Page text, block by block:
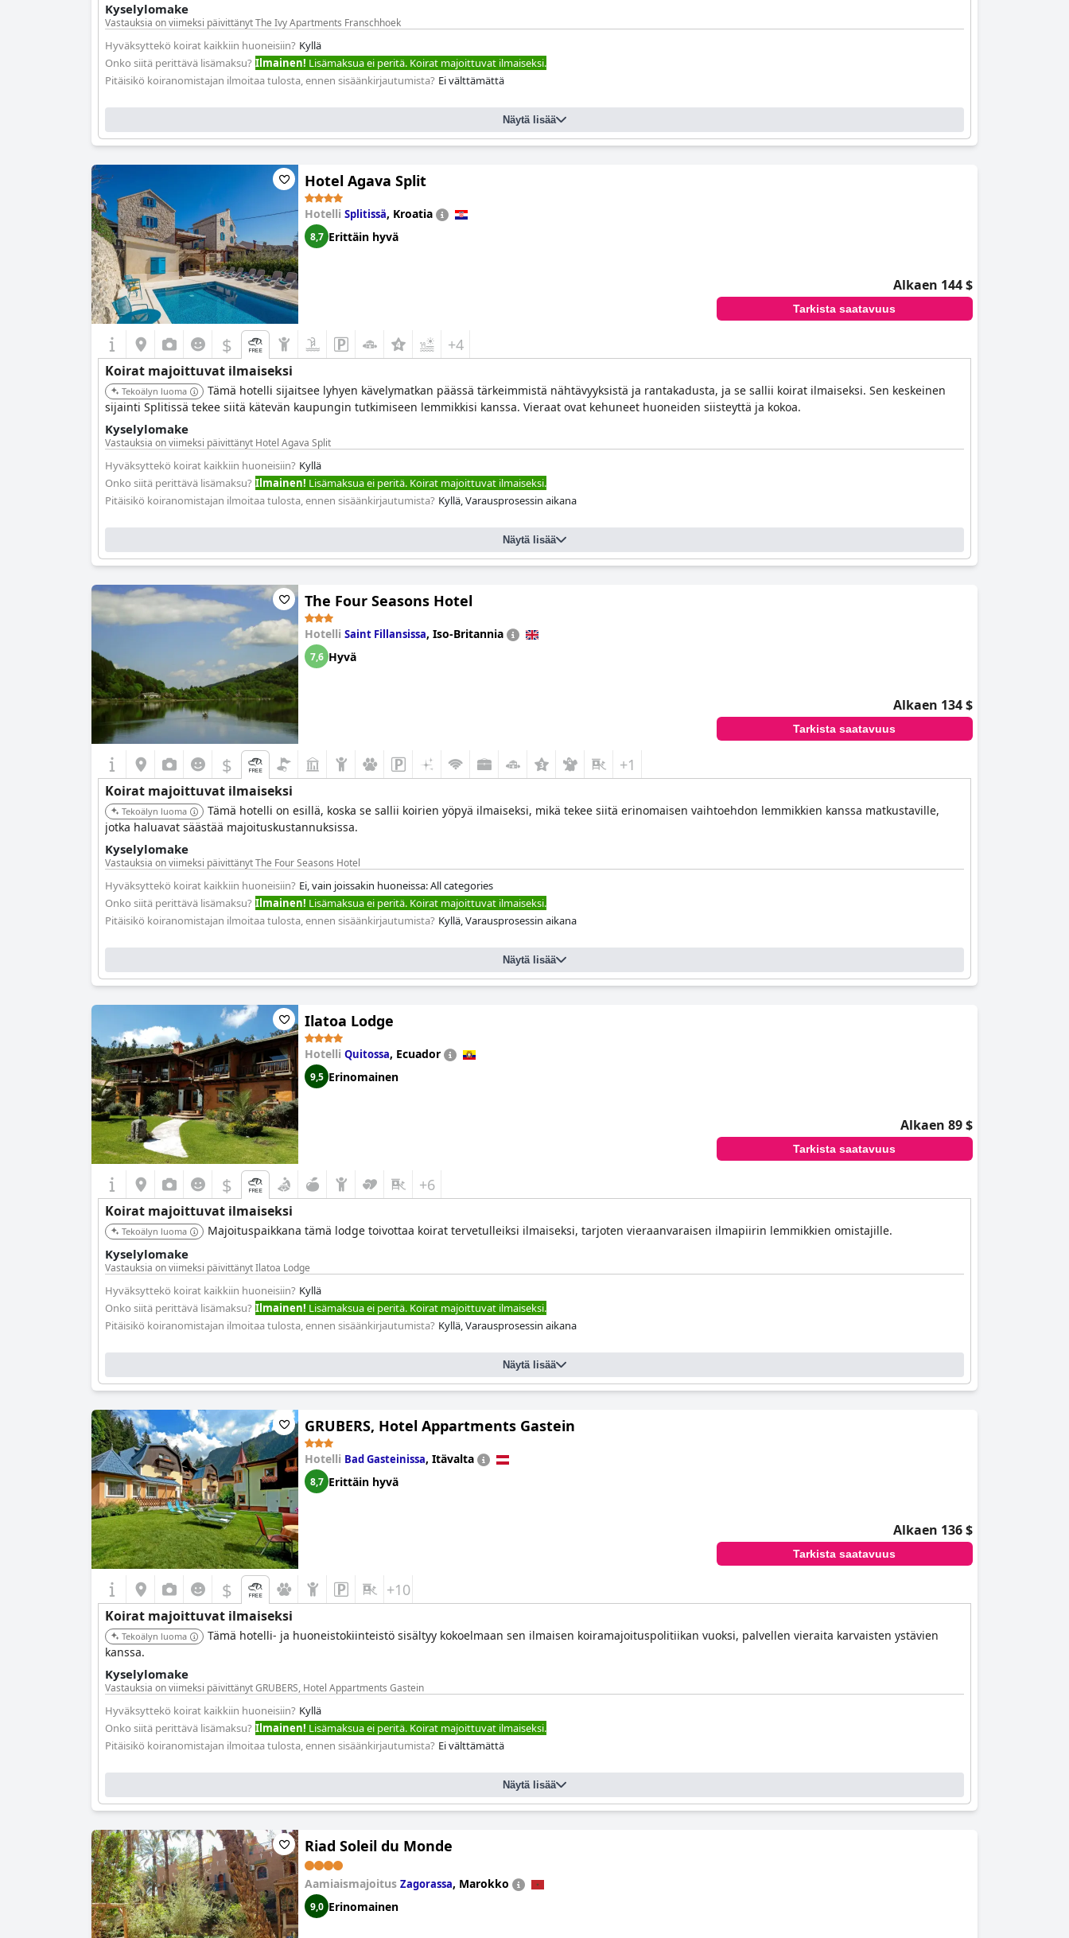
Kyselylomake
Vastauksia on viimeksi päivittänyt The Ivy Apartments Franschhoek
Hyväksyttekö koirat kaikkiin huoneisiin? Kyllä
Onko siitä perittävä lisämaksu? Ilmainen! Lisämaksua ei peritä. Koirat majoittuvat ilmaiseksi.
Pitäisikö koiranomistajan ilmoitaa tulosta, ennen sisäänkirjautumista? Ei välttämättä
Näytä lisää
Hotel Agava Split
Hotelli Splitissä, Kroatia
8,7 Erittäin hyvä
Alkaen 144 $
Tarkista saatavuus
$ +4
Koirat majoittuvat ilmaiseksi
Tekoälyn luoma
Tämä hotelli sijaitsee lyhyen kävelymatkan päässä tärkeimmistä nähtävyyksistä ja rantakadusta, ja se sallii koirat ilmaiseksi. Sen keskeinen
sijainti Splitissä tekee siitä kätevän kaupungin tutkimiseen lemmikkisi kanssa. Vieraat ovat kehuneet huoneiden siisteyttä ja kokoa.
Kyselylomake
Vastauksia on viimeksi päivittänyt Hotel Agava Split
Hyväksyttekö koirat kaikkiin huoneisiin? Kyllä
Onko siitä perittävä lisämaksu? Ilmainen! Lisämaksua ei peritä. Koirat majoittuvat ilmaiseksi.
Pitäisikö koiranomistajan ilmoitaa tulosta, ennen sisäänkirjautumista? Kyllä, Varausprosessin aikana
Näytä lisää
The Four Seasons Hotel
Hotelli Saint Fillansissa, Iso-Britannia
7,6 Hyvä
Alkaen 134 $
Tarkista saatavuus
$ +1
Koirat majoittuvat ilmaiseksi
Tekoälyn luoma
Tämä hotelli on esillä, koska se sallii koirien yöpyä ilmaiseksi, mikä tekee siitä erinomaisen vaihtoehdon lemmikkien kanssa matkustaville,
jotka haluavat säästää majoituskustannuksissa.
Kyselylomake
Vastauksia on viimeksi päivittänyt The Four Seasons Hotel
Hyväksyttekö koirat kaikkiin huoneisiin? Ei, vain joissakin huoneissa: All categories
Onko siitä perittävä lisämaksu? Ilmainen! Lisämaksua ei peritä. Koirat majoittuvat ilmaiseksi.
Pitäisikö koiranomistajan ilmoitaa tulosta, ennen sisäänkirjautumista? Kyllä, Varausprosessin aikana
Näytä lisää
Ilatoa Lodge
Hotelli Quitossa, Ecuador
9,5 Erinomainen
Alkaen 89 $
Tarkista saatavuus
$ +6
Koirat majoittuvat ilmaiseksi
Tekoälyn luoma Majoituspaikkana tämä lodge toivottaa koirat tervetulleiksi ilmaiseksi, tarjoten vieraanvaraisen ilmapiirin lemmikkien omistajille.
Kyselylomake
Vastauksia on viimeksi päivittänyt Ilatoa Lodge
Hyväksyttekö koirat kaikkiin huoneisiin? Kyllä
Onko siitä perittävä lisämaksu? Ilmainen! Lisämaksua ei peritä. Koirat majoittuvat ilmaiseksi.
Pitäisikö koiranomistajan ilmoitaa tulosta, ennen sisäänkirjautumista? Kyllä, Varausprosessin aikana
Näytä lisää
GRUBERS, Hotel Appartments Gastein
Hotelli Bad Gasteinissa, Itävalta
8,7 Erittäin hyvä
Alkaen 136 $
Tarkista saatavuus
$ +10
Koirat majoittuvat ilmaiseksi
Tekoälyn luoma
Tämä hotelli- ja huoneistokiinteistö sisältyy kokoelmaan sen ilmaisen koiramajoituspolitiikan vuoksi, palvellen vieraita karvaisten ystävien
kanssa.
Kyselylomake
Vastauksia on viimeksi päivittänyt GRUBERS, Hotel Appartments Gastein
Hyväksyttekö koirat kaikkiin huoneisiin? Kyllä
Onko siitä perittävä lisämaksu? Ilmainen! Lisämaksua ei peritä. Koirat majoittuvat ilmaiseksi.
Pitäisikö koiranomistajan ilmoitaa tulosta, ennen sisäänkirjautumista? Ei välttämättä
Näytä lisää
Riad Soleil du Monde
Aamiaismajoitus Zagorassa, Marokko
9,0 Erinomainen